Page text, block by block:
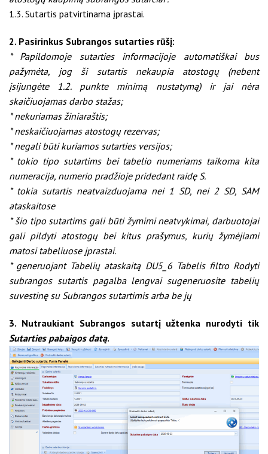
1.3. Sutartis patvirtinama įprastai.
2. Pasirinkus Subrangos sutarties rūšį:
* Papildomoje sutarties informacijoje automatiškai bus
pažymėta, jog ši sutartis nekaupia atostogų (nebent
įsijungėte 1.2. punkte minimą nustatymą) ir jai nėra
skaičiuojamas darbo stažas;
* nekuriamas žiniaraštis;
* neskaičiuojamas atostogų rezervas;
* negali būti kuriamos sutarties versijos;
* tokio tipo sutartims bei tabelio numeriams taikoma kita
numeracija, numerio pradžioje pridedant raidę S.
* tokia sutartis neatvaizduojama nei 1 SD, nei 2 SD, SAM
ataskaitose
* šio tipo sutartims gali būti žymimi neatvykimai, darbuotojai
gali pildyti atostogų bei kitus prašymus, kurių žymėjiami
matosi tabeliuose įprastai.
* generuojant Tabelių ataskaitą DU5_6 Tabelis filtro Rodyti
subrangos sutartis pagalba lengvai sugeneruosite tabelių
suvestinę su Subrangos sutartimis arba be jų
3. Nutraukiant Subrangos sutartį užtenka nurodyti tik
Sutarties pabaigos datą.